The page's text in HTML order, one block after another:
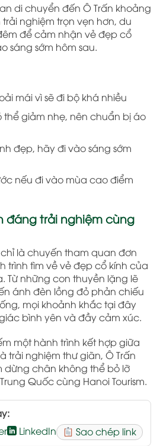
di chuyển đến Ô Trấn khoảng
trải nghiệm trọn vẹn hơn, du
để cảm nhận vẻ đẹp cổ
sáng sớm hôm sau.
mái vì sẽ đi bộ khá nhiều
thể giảm nhẹ, nên chuẩn bị áo
đẹp, hãy đi vào sáng sớm
nếu đi vào mùa cao điểm
đáng trải nghiệm cùng
là chuyến tham quan đơn
trình tìm về vẻ đẹp cổ kính của
Từ những con thuyền lặng lẽ
ánh đèn lồng đỏ phản chiếu
mọi khoảnh khắc tại đây
bình yên và đầy cảm xúc.
một hành trình kết hợp giữa
trải nghiệm thư giãn, Ô Trấn
dừng chân không thể bỏ lỡ
Quốc cùng Hanoi Tourism.
LinkedIn Sao chép link